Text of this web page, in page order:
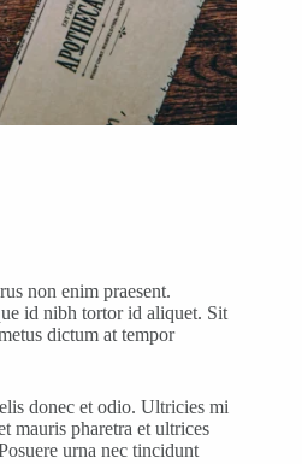
non enim praesent.
id nibh tortor id aliquet. Sit
dictum at tempor
donec et odio. Ultricies mi
mauris pharetra et ultrices
urna nec tincidunt